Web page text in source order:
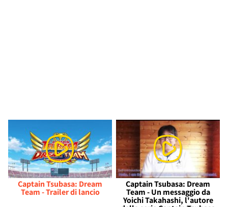
Captain Tsubasa: Dream
Team - Trailer di lancio
Captain Tsubasa: Dream
Team - Un messaggio da
Yoichi Takahashi, l'autore